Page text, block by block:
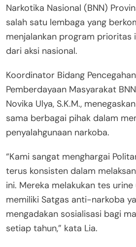
Narkotika Nasional (BNN)
salah satu lembaga yang
menjalankan program prioritas
dari aksi nasional.
Koordinator Bidang
Pemberdayaan Masyarakat
Novika Ulya, S.K.M.,
sama berbagai pihak dalam
penyalahgunaan narkoba.
“Kami sangat menghargai
terus konsisten dalam
ini. Mereka melakukan tes
memiliki Satgas anti-narkoba
mengadakan sosialisasi bagi
setiap tahun,” kata Lia.